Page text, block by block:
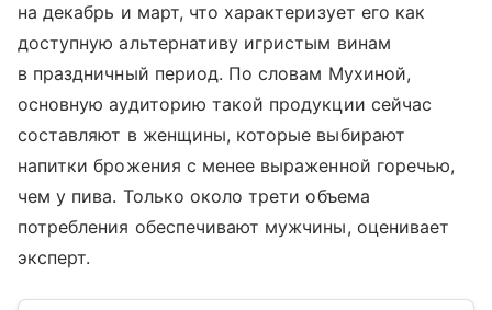
на декабрь и март, что характеризует его как
доступную альтернативу игристым винам
в праздничный период. По словам Мухиной,
основную аудиторию такой продукции сейчас
составляют в женщины, которые выбирают
напитки брожения с менее выраженной горечью,
чем у пива. Только около трети объема
потребления обеспечивают мужчины, оценивает
эксперт.